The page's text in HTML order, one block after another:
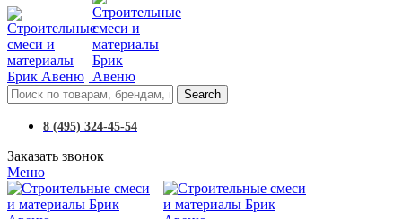
Search
8 (495) 324-45-54
Заказать звонок
Меню